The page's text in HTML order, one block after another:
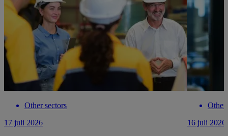
Other sectors
17 juli 2026
Other
16 juli 2026